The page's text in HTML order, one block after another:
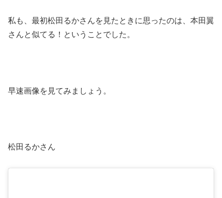
私も、最初松田るかさんを見たときに思ったのは、本田翼
さんと似てる！ということでした。
早速画像を見てみましょう。
松田るかさん